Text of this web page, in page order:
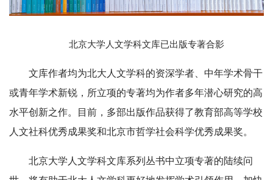
北京大学人文学科文库已出版专著合影
文库作者均为北大人文学科的资深学者、中年学术骨干
或青年学术新锐，所立项的专著均为作者多年潜心研究的高
水平创新之作。目前，多部出版作品获得了教育部高等学校
人文社科优秀成果奖和北京市哲学社会科学优秀成果奖。
北京大学人文学科文库系列丛书中立项专著的陆续问